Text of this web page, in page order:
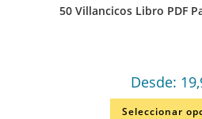
50 Villancicos Libro PDF
Desde:
Seleccionar